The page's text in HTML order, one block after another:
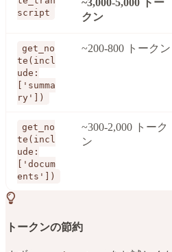
script
~3,000-5,000 トー
クン
get_no
te(incl
ude:
['summa
ry'])
~200-800 トークン
get_no
te(incl
ude:
['docum
ents'])
~300-2,000 トーク
ン
トークンの節約